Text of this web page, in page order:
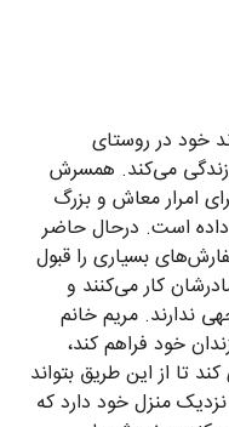
با سه فرزند خود در روستای
زندگی می‌کند. همسرش
امرار معاش و بزرگ
است. درحال حاضر
بسیاری را قبول
کار می‌کنند و
ندارند. مریم خانم
خود فراهم کند،
تا از این طریق بتواند
منزل خود دارد که